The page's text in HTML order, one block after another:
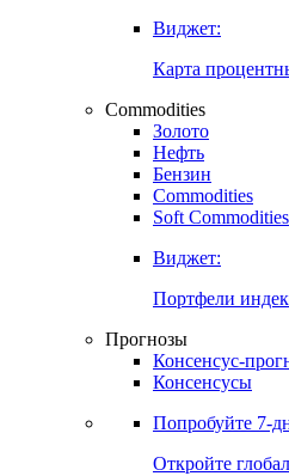
Виджет:
Карта
Commodities
Золото
Нефть
Бензин
Commodities
Soft Commodities
Виджет:
Портфели
Прогнозы
Консенсус-
Консенсусы
Попробуйте 7-
Откройте